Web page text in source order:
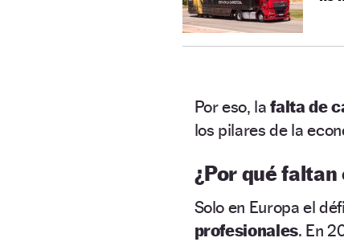
Por eso, lafalta de
los pilares de la
¿Por qué
Solo en Europa el
profesionales. En